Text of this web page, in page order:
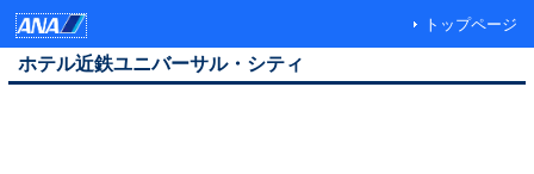
トップページ
ホテル近鉄ユニバーサル・シティ